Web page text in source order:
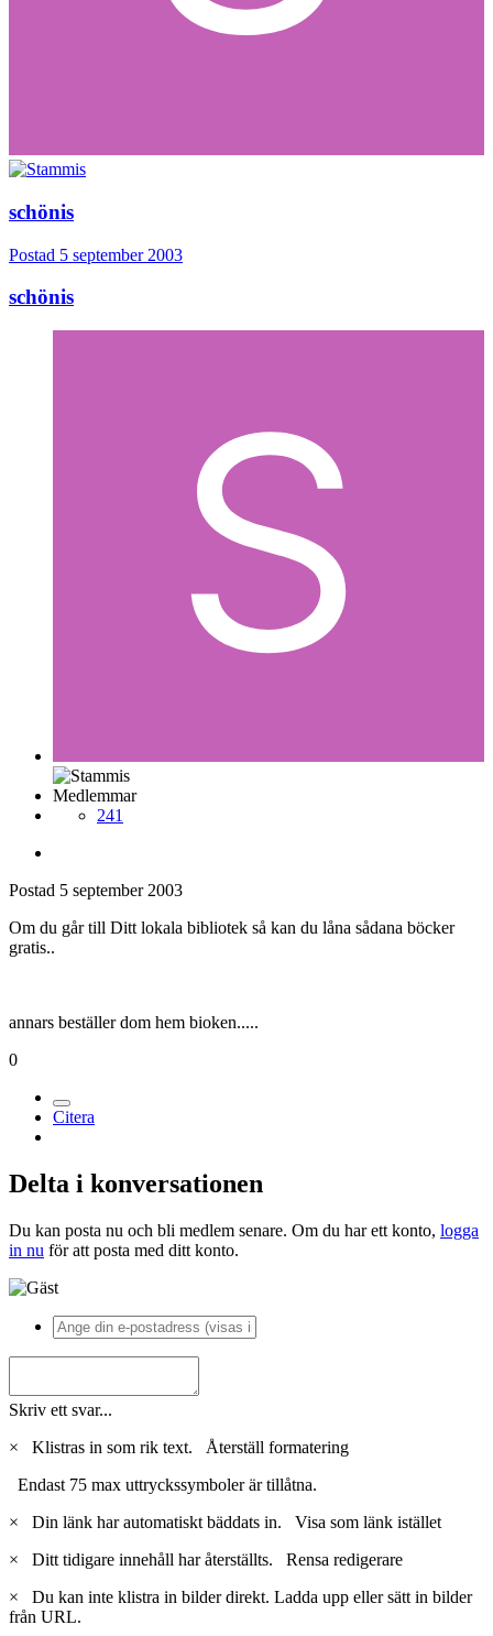
schönis
Postad 5 september 2003
schönis
Medlemmar
241
Postad 5 september 2003
Om du går till Ditt lokala bibliotek så kan du låna sådana böcker
gratis..
annars beställer dom hem bioken.....
0
Citera
Delta i konversationen
Du kan posta nu och bli medlem senare. Om du har ett konto, logga
in nu för att posta med ditt konto.
Skriv ett svar...
×
Klistras in som rik text. Återställ formatering
Endast 75 max uttryckssymboler är tillåtna.
×
Din länk har automatiskt bäddats in. Visa som länk istället
×
Ditt tidigare innehåll har återställts. Rensa redigerare
×
Du kan inte klistra in bilder direkt. Ladda upp eller sätt in bilder
från URL.